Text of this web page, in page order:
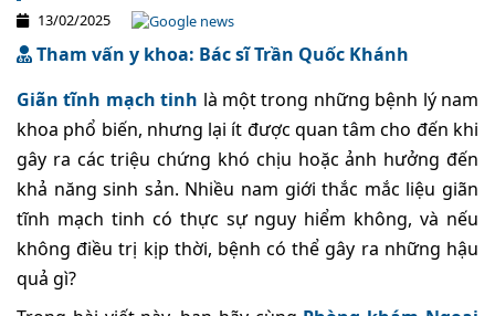
13/02/2025
Tham vấn y khoa: Bác sĩ Trần Quốc Khánh
Giãn tĩnh mạch tinh là một trong những bệnh lý nam
khoa phổ biến, nhưng lại ít được quan tâm cho đến khi
gây ra các triệu chứng khó chịu hoặc ảnh hưởng đến
khả năng sinh sản. Nhiều nam giới thắc mắc liệu giãn
tĩnh mạch tinh có thực sự nguy hiểm không, và nếu
không điều trị kịp thời, bệnh có thể gây ra những hậu
quả gì?